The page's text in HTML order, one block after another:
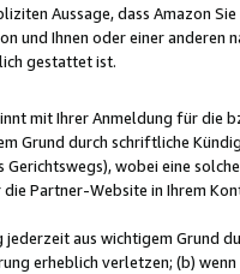
Aussage, dass Amazon
und Ihnen oder einer
gestattet ist.
mit Ihrer Anmeldung für die
Grund durch schriftliche
Gerichtswegs), wobei eine
die Partner-Website in Ihrem
jederzeit aus wichtigem Grund
erheblich verletzen; (b)